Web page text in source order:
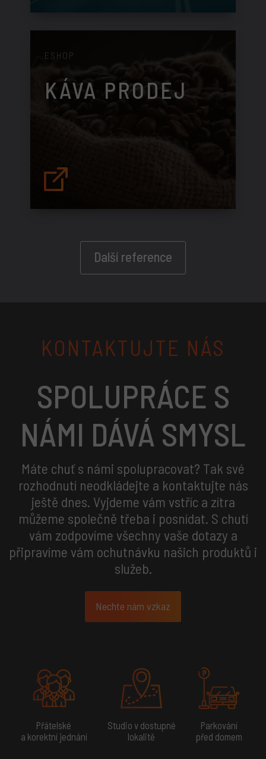
ESHOP
KÁVA PRODEJ
Další reference
KONTAKTUJTE NÁS
SPOLUPRÁCE S
NÁMI DÁVÁ SMYSL
Máte chuť s námi spolupracovat? Tak své
rozhodnutí neodkládejte a kontaktujte nás
ještě dnes. Vyjdeme vám vstříc a zítra
můžeme společně třeba i posnídat. S chutí
vám zodpovíme všechny vaše dotazy a
připravíme vám ochutnávku našich produktů i
služeb.
Nechte nám vzkaz
Přátelské
a korektní jednání
Studio v dostupné
lokalitě
Parkování
před domem